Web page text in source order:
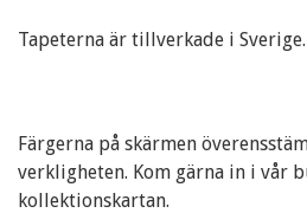
Tapeterna är tillverkade i Sverige.
Färgerna på skärmen
verkligheten. Kom gärna in i vår
kollektionskartan.